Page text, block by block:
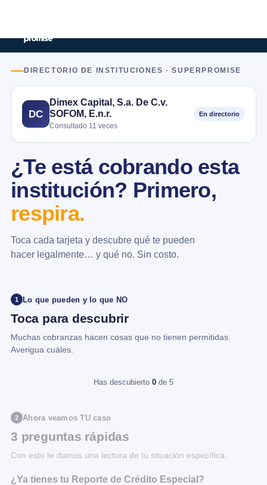
DIRECTORIO DE INSTITUCIONES · SUPERPROMISE
DC
Dimex Capital, S.a. De C.v.
SOFOM, E.n.r.
Consultado 11 veces
En directorio
¿Te está cobrando esta
institución? Primero,
respira.
Toca cada tarjeta y descubre qué te pueden
hacer legalmente… y qué no. Sin costo.
1 Lo que pueden y lo que NO
Toca para descubrir
Muchas cobranzas hacen cosas que no tienen permitidas.
Averigua cuáles.
Has descubierto 0 de 5
2 Ahora veamos TU caso
3 preguntas rápidas
Con esto te damos una lectura de tu situación específica.
¿Ya tienes tu Reporte de Crédito Especial?